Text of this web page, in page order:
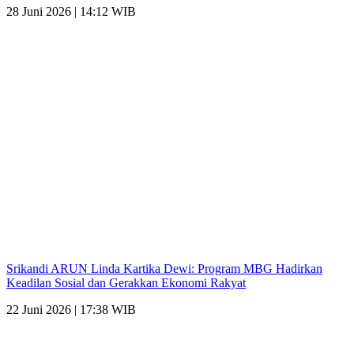
28 Juni 2026 | 14:12 WIB
Srikandi ARUN Linda Kartika Dewi: Program MBG Hadirkan
Keadilan Sosial dan Gerakkan Ekonomi Rakyat
22 Juni 2026 | 17:38 WIB